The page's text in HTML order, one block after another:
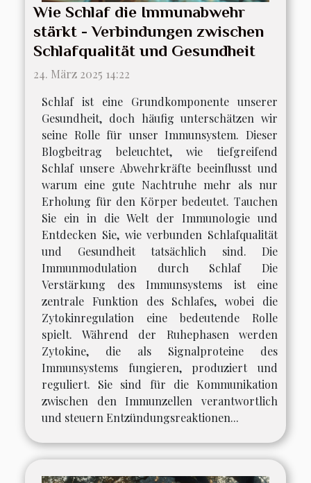
Wie Schlaf die Immunabwehr
stärkt - Verbindungen zwischen
Schlafqualität und Gesundheit
24. März 2025 14:22
Schlaf ist eine Grundkomponente unserer
Gesundheit, doch häufig unterschätzen wir
seine Rolle für unser Immunsystem. Dieser
Blogbeitrag beleuchtet, wie tiefgreifend
Schlaf unsere Abwehrkräfte beeinflusst und
warum eine gute Nachtruhe mehr als nur
Erholung für den Körper bedeutet. Tauchen
Sie ein in die Welt der Immunologie und
Entdecken Sie, wie verbunden Schlafqualität
und Gesundheit tatsächlich sind. Die
Immunmodulation durch Schlaf Die
Verstärkung des Immunsystems ist eine
zentrale Funktion des Schlafes, wobei die
Zytokinregulation eine bedeutende Rolle
spielt. Während der Ruhephasen werden
Zytokine, die als Signalproteine des
Immunsystems fungieren, produziert und
reguliert. Sie sind für die Kommunikation
zwischen den Immunzellen verantwortlich
und steuern Entzündungsreaktionen...